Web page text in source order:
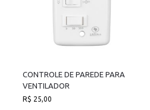
CONTROLE DE PAREDE PARA
VENTILADOR
R$ 25,00